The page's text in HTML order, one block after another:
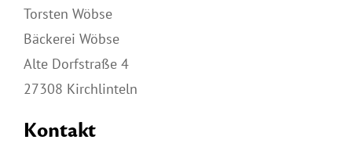
KONTAKT
Torsten Wöbse
Bäckerei Wöbse
Alte Dorfstraße 4
27308 Kirchlinteln
Kontakt